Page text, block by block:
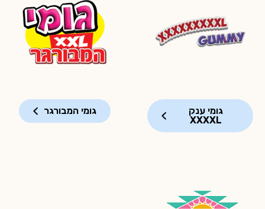
גומי ענק
XXXXL
גומי המבורגר